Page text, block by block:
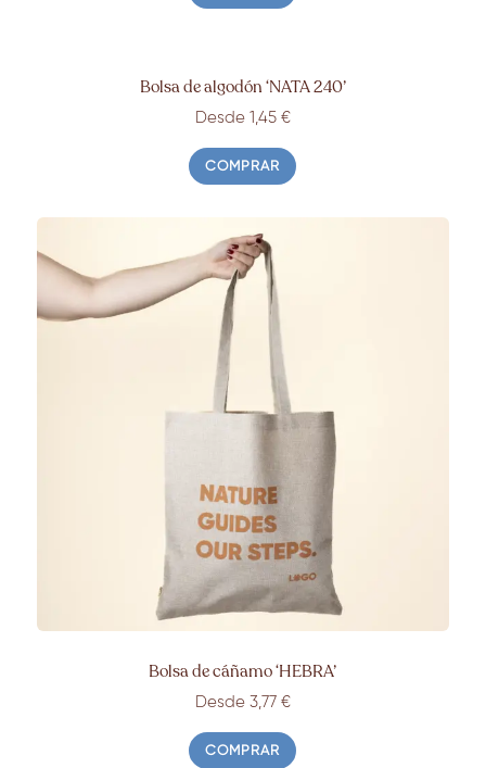
Bolsa de algodón ‘NATA 240’
Desde 1,45 €
COMPRAR
Bolsa de cáñamo ‘HEBRA’
Desde 3,77 €
COMPRAR